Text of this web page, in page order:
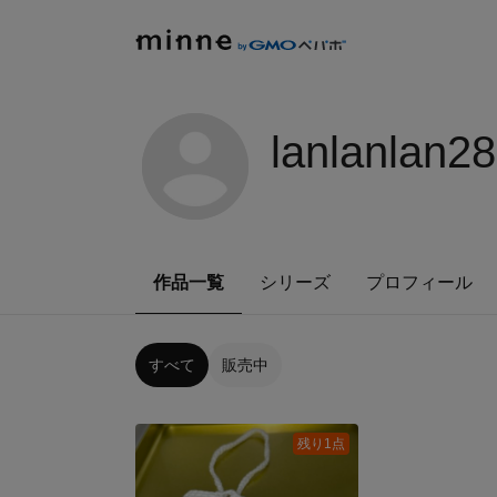
lanlanlan28
作品一覧 シリーズ プロフィール
すべて 販売中
残り1点